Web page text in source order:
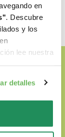
en
. Descubre
y los
lee nuestra
detalles